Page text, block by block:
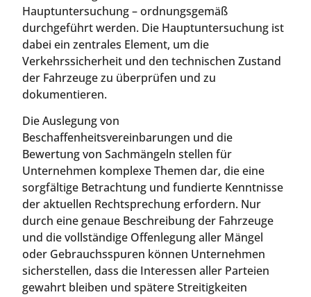
Hauptuntersuchung – ordnungsgemäß
durchgeführt werden. Die Hauptuntersuchung ist
dabei ein zentrales Element, um die
Verkehrssicherheit und den technischen Zustand
der Fahrzeuge zu überprüfen und zu
dokumentieren.
Die Auslegung von
Beschaffenheitsvereinbarungen und die
Bewertung von Sachmängeln stellen für
Unternehmen komplexe Themen dar, die eine
sorgfältige Betrachtung und fundierte Kenntnisse
der aktuellen Rechtsprechung erfordern. Nur
durch eine genaue Beschreibung der Fahrzeuge
und die vollständige Offenlegung aller Mängel
oder Gebrauchsspuren können Unternehmen
sicherstellen, dass die Interessen aller Parteien
gewahrt bleiben und spätere Streitigkeiten